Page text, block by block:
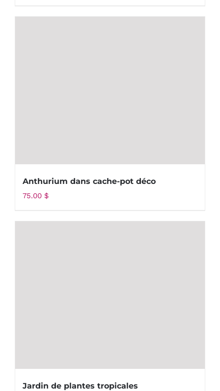
Anthurium dans cache-pot déco
75.00 $
Jardin de plantes tropicales